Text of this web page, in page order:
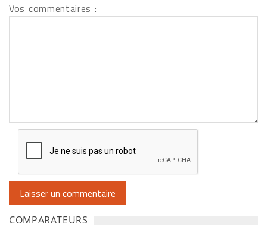
Vos commentaires :
COMPARATEURS